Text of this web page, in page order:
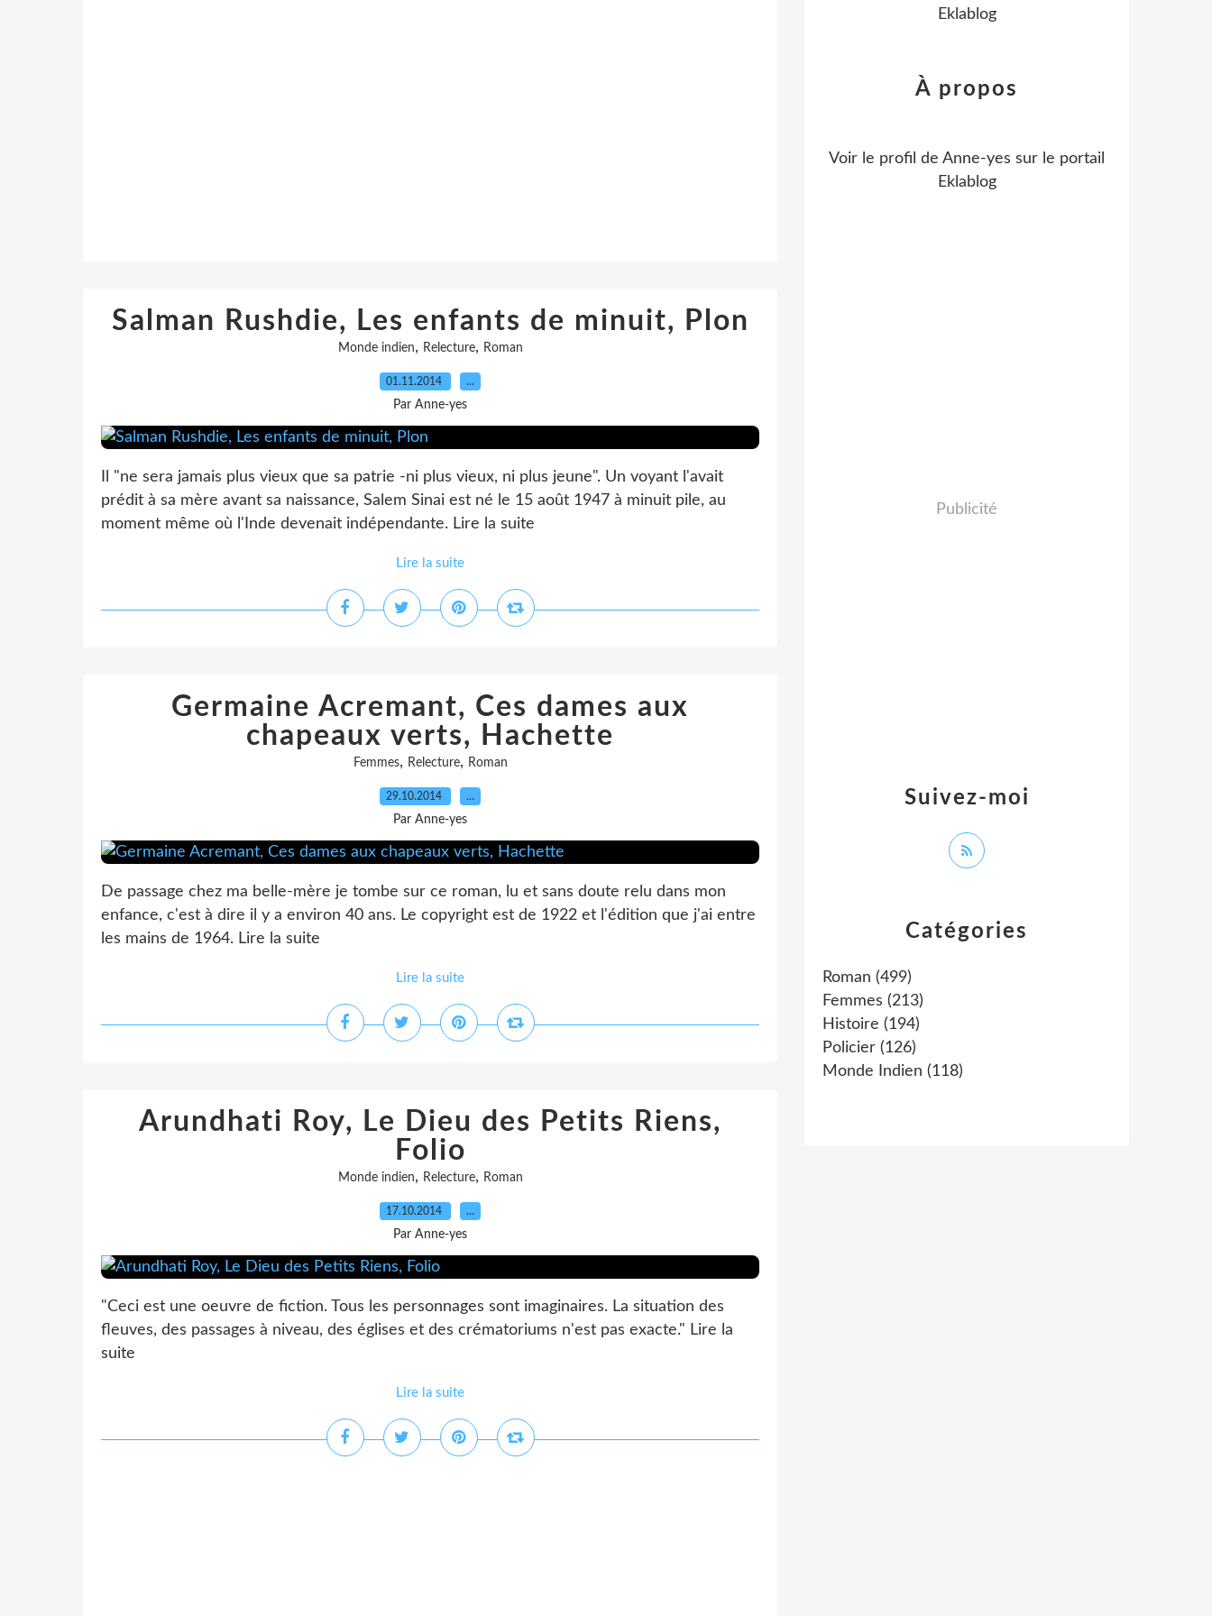
Salman Rushdie, Les enfants de minuit, Plon
Monde indien, Relecture, Roman
01.11.2014 …
Par Anne-yes
Il "ne sera jamais plus vieux que sa patrie -ni plus vieux, ni plus jeune". Un voyant l'avait
prédit à sa mère avant sa naissance, Salem Sinai est né le 15 août 1947 à minuit pile, au
moment même où l'Inde devenait indépendante. Lire la suite
Lire la suite
Germaine Acremant, Ces dames aux
chapeaux verts, Hachette
Femmes, Relecture, Roman
29.10.2014 …
Par Anne-yes
De passage chez ma belle-mère je tombe sur ce roman, lu et sans doute relu dans mon
enfance, c'est à dire il y a environ 40 ans. Le copyright est de 1922 et l'édition que j'ai entre
les mains de 1964. Lire la suite
Lire la suite
Arundhati Roy, Le Dieu des Petits Riens,
Folio
Monde indien, Relecture, Roman
17.10.2014 …
Par Anne-yes
"Ceci est une oeuvre de fiction. Tous les personnages sont imaginaires. La situation des
fleuves, des passages à niveau, des églises et des crématoriums n'est pas exacte." Lire la
suite
Lire la suite
Catégories
Roman (499)
Femmes (213)
Histoire (194)
Policier (126)
Monde Indien (118)
Eklablog
Suivez-moi
À propos
Voir le profil de Anne-yes sur le portail
Eklablog
Publicité